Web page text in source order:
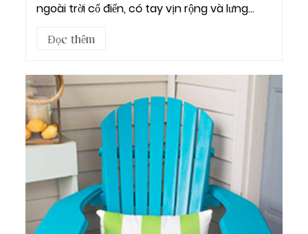
ngoài trời cổ điển, có tay vịn rộng và lưng
Đọc thêm